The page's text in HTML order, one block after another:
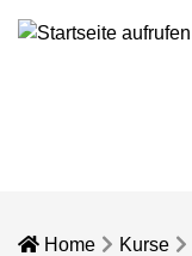
Home Kurse